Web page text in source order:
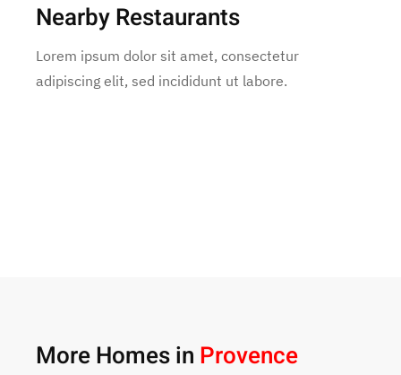
Nearby Restaurants
Lorem ipsum dolor sit amet, consectetur
adipiscing elit, sed incididunt ut labore.
More Homes in Provence